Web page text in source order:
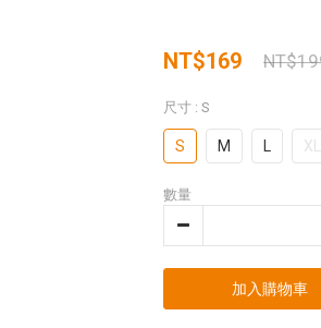
NT$169
尺寸 : S
S M XL
數量
加入購物車